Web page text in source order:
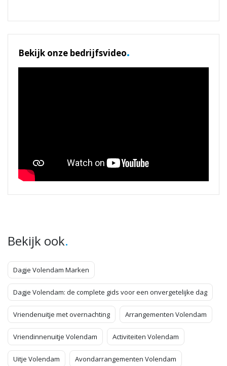
Bekijk onze bedrijfsvideo.
Bekijk ook.
Dagje Volendam Marken
Dagje Volendam: de complete gids voor een onvergetelijke dag
Vriendenuitje met overnachting Arrangementen Volendam
Vriendinnenuitje Volendam Activiteiten Volendam
Uitje Volendam Avondarrangementen Volendam